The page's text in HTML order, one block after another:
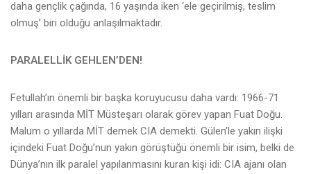
daha gençlik çağında, 16 yaşında iken ‘ele geçirilmiş, teslim
olmuş’ biri olduğu anlaşılmaktadır.
PARALELLİK GEHLEN’DEN!
Fetullah’ın önemli bir başka koruyucusu daha vardı: 1966-71
yılları arasında MİT Müsteşarı olarak görev yapan Fuat Doğu.
Malum o yıllarda MİT demek CIA demekti. Gülen’le yakın ilişki
içindeki Fuat Doğu’nun yakın görüştüğü önemli bir isim, belki de
Dünya’nın ilk paralel yapılanmasını kuran kişi idi: CIA ajanı olan